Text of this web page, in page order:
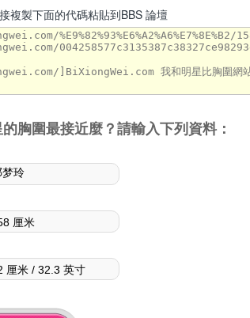
複製下面的代碼粘貼到BBS 論壇
胸圍最接近麼？請輸入下列資料：